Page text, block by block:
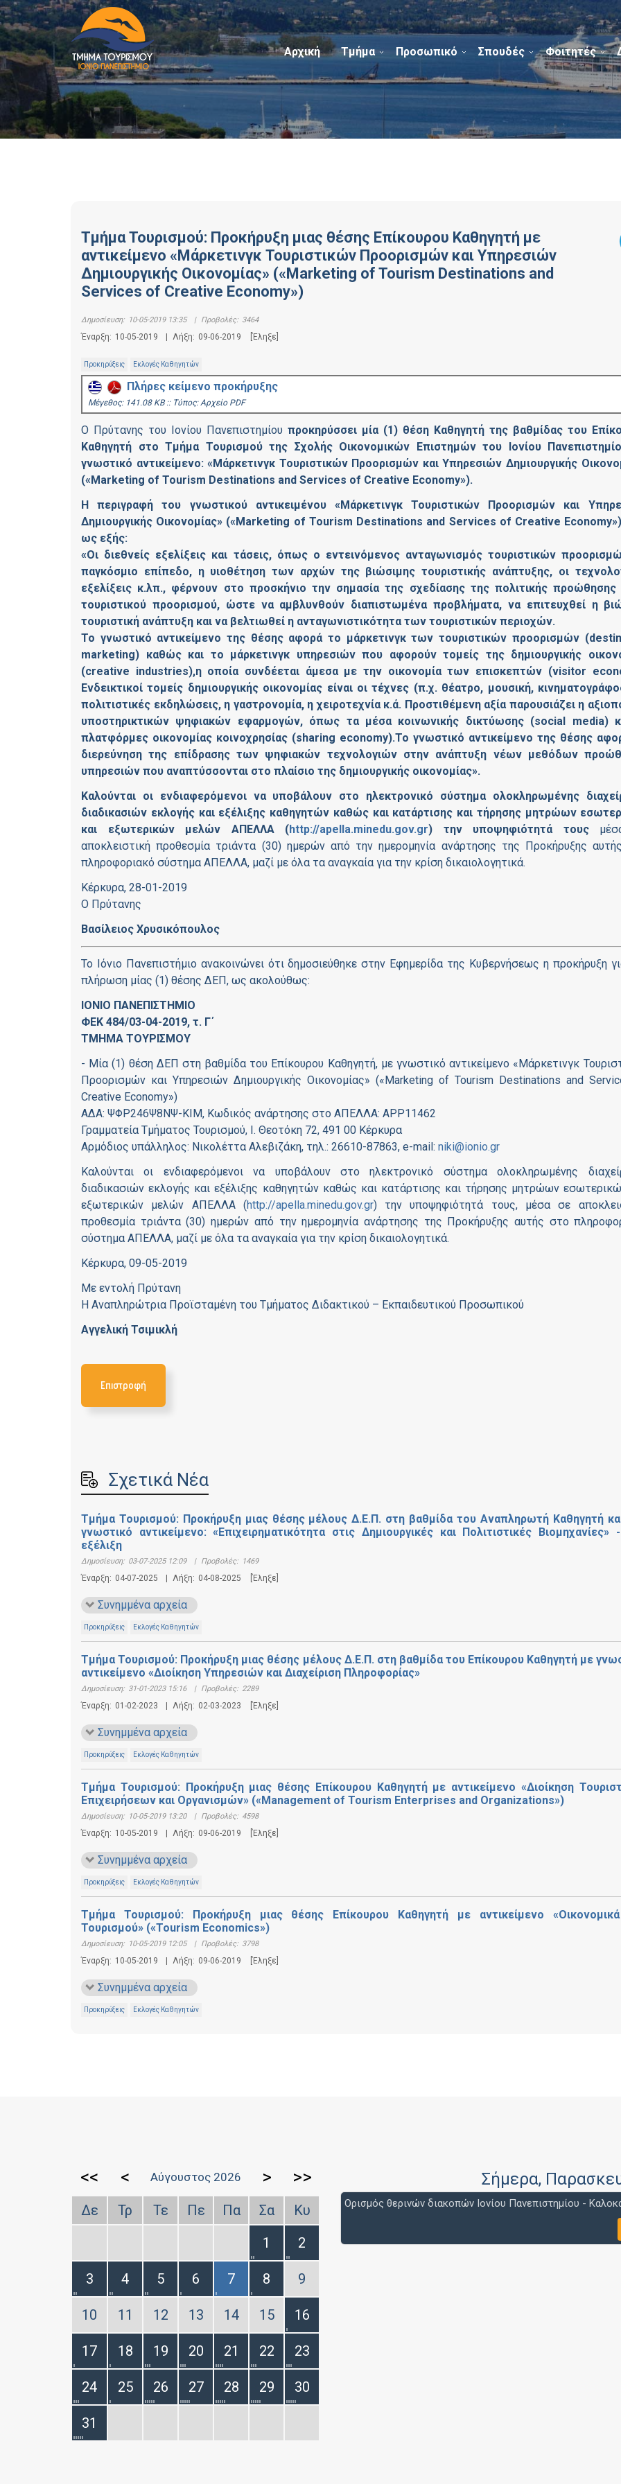
Αρχική Τμήμα Προσωπικό Σπουδές Φοιτητές
Τμήμα Τουρισμού: Προκήρυξη μιας θέσης Επίκουρου Καθηγητή με
αντικείμενο «Μάρκετινγκ Τουριστικών Προορισμών και Υπηρεσιών
Δημιουργικής Οικονομίας» («Marketing of Tourism Destinations and
Services of Creative Economy»)
Δημοσίευση: 10-05-2019 13:35 | Προβολές: 3464
Έναρξη: 10-05-2019 Λήξη: 09-06-2019 [Έληξε]
Προκηρύξεις Εκλογές Καθηγητών
Πλήρες κείμενο προκήρυξης
Mέγεθος: 141.08 KB :: Τύπος: Αρχείο PDF
O Πρύτανης του Ιονίου Πανεπιστημίου προκηρύσσει μία (1) θέση Καθηγητή της βαθμίδας του
Καθηγητή στο Τμήμα Τουρισμού της Σχολής Οικονομικών Επιστημών του Ιονίου
γνωστικό αντικείμενο: «Μάρκετινγκ Τουριστικών Προορισμών και Υπηρεσιών Δημιουργικής
(«Marketing of Tourism Destinations and Services of Creative Economy»).
Η περιγραφή του γνωστικού αντικειμένου «Μάρκετινγκ Τουριστικών Προορισμών και
Δημιουργικής Οικονομίας» («Marketing of Tourism Destinations and Services of Creative
ως εξής:
«Οι διεθνείς εξελίξεις και τάσεις, όπως ο εντεινόμενος ανταγωνισμός τουριστικών
παγκόσμιο επίπεδο, η υιοθέτηση των αρχών της βιώσιμης τουριστικής ανάπτυξης, οι
εξελίξεις κ.λπ., φέρνουν στο προσκήνιο την σημασία της σχεδίασης της πολιτικής προώθησης
τουριστικού προορισμού, ώστε να αμβλυνθούν διαπιστωμένα προβλήματα, να επιτευχθεί η
τουριστική ανάπτυξη και να βελτιωθεί η ανταγωνιστικότητα των τουριστικών περιοχών.
Το γνωστικό αντικείμενο της θέσης αφορά το μάρκετινγκ των τουριστικών προορισμών
marketing) καθώς και το μάρκετινγκ υπηρεσιών που αφορούν τομείς της δημιουργικής
(creative industries),η οποία συνδέεται άμεσα με την οικονομία των επισκεπτών (visitor
Ενδεικτικοί τομείς δημιουργικής οικονομίας είναι οι τέχνες (π.χ. θέατρο, μουσική,
πολιτιστικές εκδηλώσεις, η γαστρονομία, η χειροτεχνία κ.ά. Προστιθέμενη αξία παρουσιάζει η
υποστηρικτικών ψηφιακών εφαρμογών, όπως τα μέσα κοινωνικής δικτύωσης (social media)
πλατφόρμες οικονομίας κοινοχρησίας (sharing economy).Το γνωστικό αντικείμενο της θέσης
διερεύνηση της επίδρασης των ψηφιακών τεχνολογιών στην ανάπτυξη νέων μεθόδων
υπηρεσιών που αναπτύσσονται στο πλαίσιο της δημιουργικής οικονομίας».
Καλούνται οι ενδιαφερόμενοι να υποβάλουν στο ηλεκτρονικό σύστημα ολοκληρωμένης
διαδικασιών εκλογής και εξέλιξης καθηγητών καθώς και κατάρτισης και τήρησης μητρώων
και εξωτερικών μελών ΑΠΕΛΛΑ (http://apella.minedu.gov.gr) την υποψηφιότητά τους
αποκλειστική προθεσμία τριάντα (30) ημερών από την ημερομηνία ανάρτησης της Προκήρυξης
πληροφοριακό σύστημα ΑΠΕΛΛΑ, μαζί με όλα τα αναγκαία για την κρίση δικαιολογητικά.
Κέρκυρα, 28-01-2019
Ο Πρύτανης
Βασίλειος Χρυσικόπουλος
Το Ιόνιο Πανεπιστήμιο ανακοινώνει ότι δημοσιεύθηκε στην Εφημερίδα της Κυβερνήσεως η προκήρυξη
πλήρωση μίας (1) θέσης ΔΕΠ, ως ακολούθως:
ΙΟΝΙΟ ΠΑΝΕΠΙΣΤΗΜΙΟ
ΦΕΚ 484/03-04-2019, τ. Γ΄
ΤΜΗΜΑ ΤΟΥΡΙΣΜΟΥ
- Μία (1) θέση ΔΕΠ στη βαθμίδα του Επίκουρου Καθηγητή, με γνωστικό αντικείμενο «Μάρκετινγκ
Προορισμών και Υπηρεσιών Δημιουργικής Οικονομίας» («Marketing of Tourism Destinations and
Creative Economy»)
ΑΔΑ: ΨΦΡ246Ψ8ΝΨ-ΚΙΜ, Κωδικός ανάρτησης στο ΑΠΕΛΛΑ: APP11462
Γραμματεία Τμήματος Τουρισμού, Ι. Θεοτόκη 72, 491 00 Κέρκυρα
Αρμόδιος υπάλληλος: Νικολέττα Αλεβιζάκη, τηλ.: 26610-87863, e-mail: niki@ionio.gr
Καλούνται οι ενδιαφερόμενοι να υποβάλουν στο ηλεκτρονικό σύστημα ολοκληρωμένης
διαδικασιών εκλογής και εξέλιξης καθηγητών καθώς και κατάρτισης και τήρησης μητρώων
εξωτερικών μελών ΑΠΕΛΛΑ (http://apella.minedu.gov.gr) την υποψηφιότητά τους, μέσα σε
προθεσμία τριάντα (30) ημερών από την ημερομηνία ανάρτησης της Προκήρυξης αυτής στο
σύστημα ΑΠΕΛΛΑ, μαζί με όλα τα αναγκαία για την κρίση δικαιολογητικά.
Κέρκυρα, 09-05-2019
Με εντολή Πρύτανη
Η Αναπληρώτρια Προϊσταμένη του Τμήματος Διδακτικού – Εκπαιδευτικού Προσωπικού
Αγγελική Τσιμικλή
Επιστροφή
Σχετικά Νέα
Τμήμα Τουρισμού: Προκήρυξη μιας θέσης μέλους Δ.Ε.Π. στη βαθμίδα του Αναπληρωτή Καθηγητή
γνωστικό αντικείμενο: «Επιχειρηματικότητα στις Δημιουργικές και Πολιτιστικές Βιομηχανίες»
εξέλιξη
Δημοσίευση: 03-07-2025 12:09 | Προβολές: 1469
Έναρξη: 04-07-2025 Λήξη: 04-08-2025 [Έληξε]
Συνημμένα αρχεία
Προκηρύξεις Εκλογές Καθηγητών
Τμήμα Τουρισμού: Προκήρυξη μιας θέσης μέλους Δ.Ε.Π. στη βαθμίδα του Επίκουρου Καθηγητή με
αντικείμενο «Διοίκηση Υπηρεσιών και Διαχείριση Πληροφορίας»
Δημοσίευση: 31-01-2023 15:16 | Προβολές: 2289
Έναρξη: 01-02-2023 Λήξη: 02-03-2023 [Έληξε]
Συνημμένα αρχεία
Προκηρύξεις Εκλογές Καθηγητών
Τμήμα Τουρισμού: Προκήρυξη μιας θέσης Επίκουρου Καθηγητή με αντικείμενο «Διοίκηση
Επιχειρήσεων και Οργανισμών» («Management of Tourism Enterprises and Organizations»)
Δημοσίευση: 10-05-2019 13:20 | Προβολές: 4598
Έναρξη: 10-05-2019 Λήξη: 09-06-2019 [Έληξε]
Συνημμένα αρχεία
Προκηρύξεις Εκλογές Καθηγητών
Τμήμα Τουρισμού: Προκήρυξη μιας θέσης Επίκουρου Καθηγητή με αντικείμενο
Τουρισμού» («Tourism Economics»)
Δημοσίευση: 10-05-2019 12:05 | Προβολές: 3798
Έναρξη: 10-05-2019 Λήξη: 09-06-2019 [Έληξε]
Συνημμένα αρχεία
Προκηρύξεις Εκλογές Καθηγητών
<< < Αύγουστος 2026 > >>
Δε Τρ Τε Πε Πα Σα
Κυ
1
2
3 4 5 6 7 8 9
10 11 12 13 14 15 16
17 18 19 20 21 22 23
24 25 26 27 28 29 30
31
Σήμερα,
Ορισμός θερινών διακοπών Ιονίου Πανεπιστημίου -